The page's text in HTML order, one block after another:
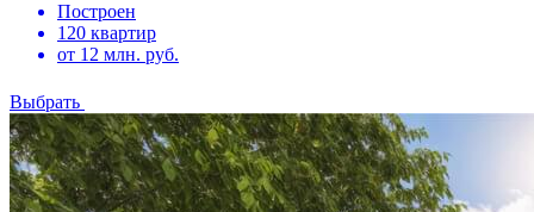
Построен
120 квартир
от 12 млн. руб.
Выбрать